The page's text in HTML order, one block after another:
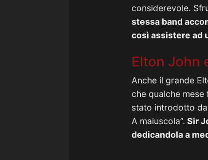
considerevole.
stessa band
così assistere ad
Elton John
Anche il grande
che qualche
stato introdotto da
A maiuscola”. Sir
dedicandola a